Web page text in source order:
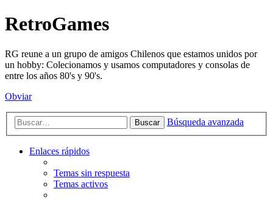
RetroGames
RG reune a un grupo de amigos Chilenos que estamos unidos por
un hobby: Colecionamos y usamos computadores y consolas de
entre los años 80's y 90's.
Obviar
Buscar Búsqueda avanzada
Enlaces rápidos
Temas sin respuesta
Temas activos